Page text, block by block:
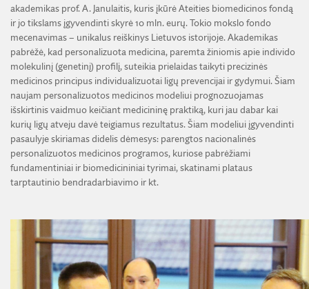
akademikas prof. A. Janulaitis, kuris įkūrė Ateities biomedicinos fondą
ir jo tikslams įgyvendinti skyrė 10 mln. eurų. Tokio mokslo fondo
mecenavimas – unikalus reiškinys Lietuvos istorijoje. Akademikas
pabrėžė, kad personalizuota medicina, paremta žiniomis apie individo
molekulinį (genetinį) profilį, suteikia prielaidas taikyti precizinės
medicinos principus individualizuotai ligų prevencijai ir gydymui. Šiam
naujam personalizuotos medicinos modeliui prognozuojamas
išskirtinis vaidmuo keičiant medicininę praktiką, kuri jau dabar kai
kurių ligų atveju davė teigiamus rezultatus. Šiam modeliui įgyvendinti
pasaulyje skiriamas didelis dėmesys: parengtos nacionalinės
personalizuotos medicinos programos, kuriose pabrėžiami
fundamentiniai ir biomedicininiai tyrimai, skatinami plataus
tarptautinio bendradarbiavimo ir kt.